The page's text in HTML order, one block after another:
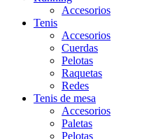
Accesorios
Tenis
Accesorios
Cuerdas
Pelotas
Raquetas
Redes
Tenis de mesa
Accesorios
Paletas
Pelotas